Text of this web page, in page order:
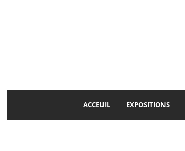
ACCEUIL EXPOSITIONS